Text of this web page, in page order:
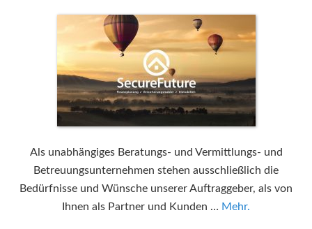
Als unabhängiges Beratungs- und Vermittlungs- und
Betreuungsunternehmen stehen ausschließlich die
Bedürfnisse und Wünsche unserer Auftraggeber, als von
Ihnen als Partner und Kunden … Mehr.